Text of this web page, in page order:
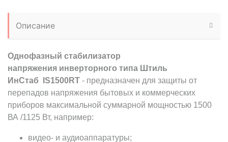
Описание
Однофазный стабилизатор
напряжения инверторного типа Штиль
ИнСтаб IS1500RT - предназначен для защиты от
перепадов напряжения бытовых и коммерческих
приборов максимальной суммарной мощностью 1500
ВА /1125 Вт, например:
видео- и аудиоаппаратуры;